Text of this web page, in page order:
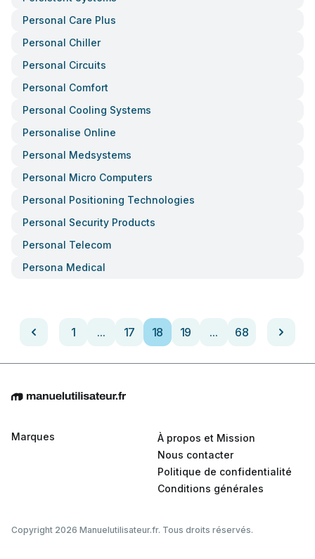
Personal Care Plus
Personal Chiller
Personal Circuits
Personal Comfort
Personal Cooling Systems
Personalise Online
Personal Medsystems
Personal Micro Computers
Personal Positioning Technologies
Personal Security Products
Personal Telecom
Persona Medical
1 ... 17 18 19 ... 68
Marques
À propos et Mission
Nous contacter
Politique de confidentialité
Conditions générales
Copyright 2026 Manuelutilisateur.fr. Tous droits réservés.